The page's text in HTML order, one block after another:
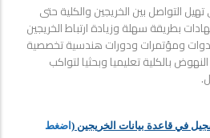
التواصل بين الخريجين والكلية حتى
بطريقة سهلة وزيادة ارتباط الخريجين
ندوات ومؤتمرات ودورات هندسية تخصصية
بالكلية تعليميا وبحثيا لتواكب
في قاعدة بيانات الخريجين ( اضغط